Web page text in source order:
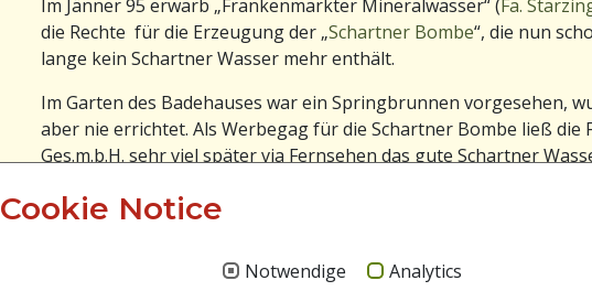
Im Jänner 95 erwarb „Frankenmarkter Mineralwasser“ (Fa.
die Rechte für die Erzeugung der „Schartner Bombe“, die nun
lange kein Schartner Wasser mehr enthält.
Im Garten des Badehauses war ein Springbrunnen vorgesehen,
aber nie errichtet. Als Werbegag für die Schartner Bombe ließ die
Ges.m.b.H. sehr viel später via Fernsehen das gute Schartner
angefertigt worden war, mit dem zum Trinken der guten Limonade
abgesetzt wurde, stellte man den ausgedienten Wiener
Werbespringbrunnen hier in der Nähe des ehemaligen
Cookie Notice
Notwendige
Analytics